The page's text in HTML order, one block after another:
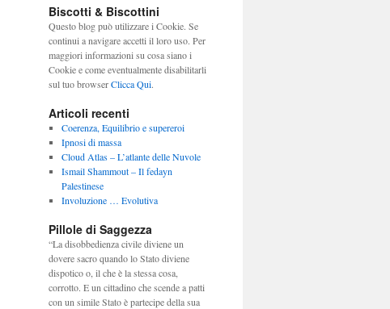
Biscotti & Biscottini
Questo blog può utilizzare i Cookie. Se
continui a navigare accetti il loro uso. Per
maggiori informazioni su cosa siano i
Cookie e come eventualmente disabilitarli
sul tuo browserClicca Qui.
Articoli recenti
Coerenza, Equilibrio e supereroi
Ipnosi di massa
Cloud Atlas – L’atlante delle Nuvole
Ismail Shammout – Il fedayn
Palestinese
Involuzione … Evolutiva
Pillole di Saggezza
“La disobbedienza civile diviene un
dovere sacro quando lo Stato diviene
dispotico o, il che è la stessa cosa,
corrotto. E un cittadino che scende a patti
con un simile Stato è partecipe della sua